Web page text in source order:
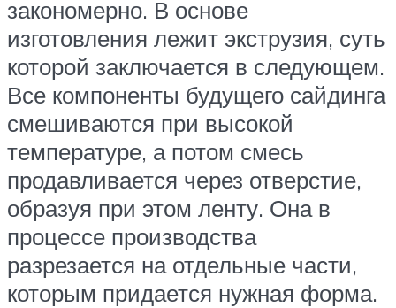
закономерно. В основе
изготовления лежит экструзия, суть
которой заключается в следующем.
Все компоненты будущего сайдинга
смешиваются при высокой
температуре, а потом смесь
продавливается через отверстие,
образуя при этом ленту. Она в
процессе производства
разрезается на отдельные части,
которым придается нужная форма.